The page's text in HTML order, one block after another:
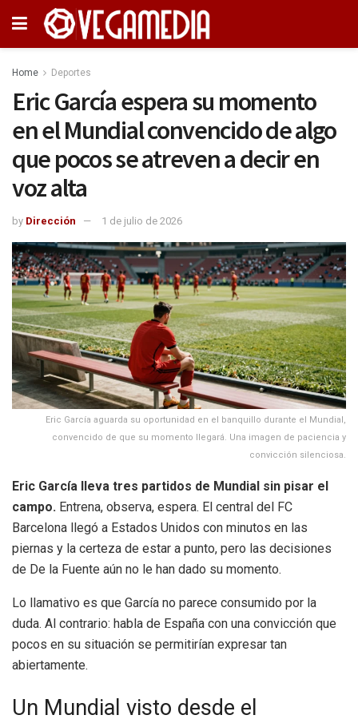
Home Deportes
Eric García espera su momento
en el Mundial convencido de algo
que pocos se atreven a decir en
voz alta
by Dirección 1 de julio de 2026
Eric García aguarda su oportunidad en el banquillo durante el Mundial,
convencido de que su momento llegará. Una imagen de paciencia y
convicción silenciosa.
Eric García lleva tres partidos de Mundial sin pisar el
campo. Entrena, observa, espera. El central del FC
Barcelona llegó a Estados Unidos con minutos en las
piernas y la certeza de estar a punto, pero las decisiones
de De la Fuente aún no le han dado su momento.
Lo llamativo es que García no parece consumido por la
duda. Al contrario: habla de España con una convicción que
pocos en su situación se permitirían expresar tan
abiertamente.
Un Mundial visto desde el